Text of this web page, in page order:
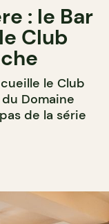
: le Bar
Club
le Club
Domaine
de la série